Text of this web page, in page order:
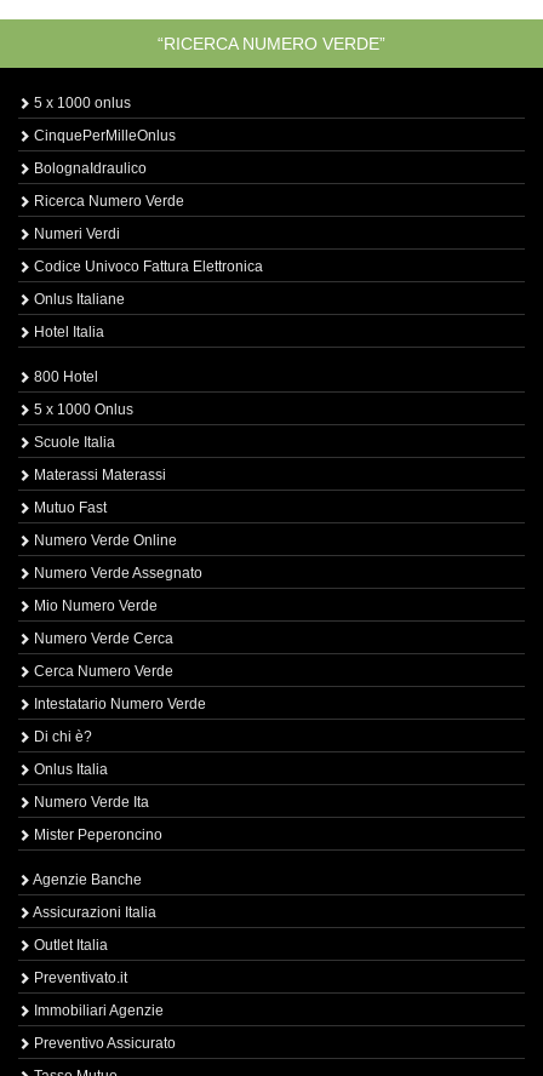
“RICERCA NUMERO VERDE”
5 x 1000 onlus
CinquePerMilleOnlus
BolognaIdraulico
Ricerca Numero Verde
Numeri Verdi
Codice Univoco Fattura Elettronica
Onlus Italiane
Hotel Italia
800 Hotel
5 x 1000 Onlus
Scuole Italia
Materassi Materassi
Mutuo Fast
Numero Verde Online
Numero Verde Assegnato
Mio Numero Verde
Numero Verde Cerca
Cerca Numero Verde
Intestatario Numero Verde
Di chi è?
Onlus Italia
Numero Verde Ita
Mister Peperoncino
Agenzie Banche
Assicurazioni Italia
Outlet Italia
Preventivato.it
Immobiliari Agenzie
Preventivo Assicurato